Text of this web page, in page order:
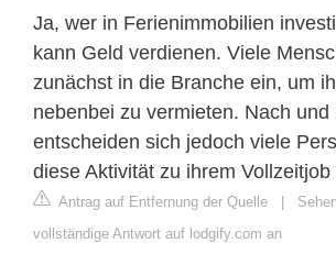
Ja, wer in Ferienimmobilien
kann Geld verdienen. Viele
zunächst in die Branche ein, um
nebenbei zu vermieten. Nach und
entscheiden sich jedoch viele
diese Aktivität zu ihrem
Antrag auf Entfernung der Quelle |
vollständige Antwort auf lodgify.com an